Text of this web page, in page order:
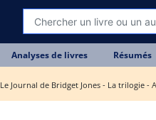
Analyses de livres Résumés
Le Journal de Bridget Jones - La trilogie -